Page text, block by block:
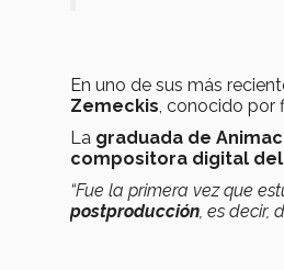
En uno de sus más
Zemeckis, conocido por
La graduada de
compositora digital
“Fue la primera vez que
postproducción, es decir,